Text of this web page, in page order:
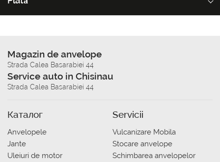
Magazin de anvelope
Strada Calea Basarabiei 44
Service auto in Chisinau
Strada Calea Basarabiei 44
Каталог
Anvelopele
Jante
Uleiuri de motor
Servicii
Vulcanizare Mobila
Stocare anvelope
Schimbarea anvelopelor